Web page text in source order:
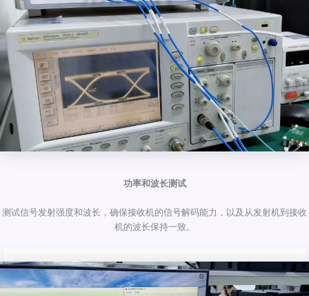
功率和波长测试
测试信号发射强度和波长，确保接收机的信号解码能力，以及从发射机到接收
机的波长保持一致。